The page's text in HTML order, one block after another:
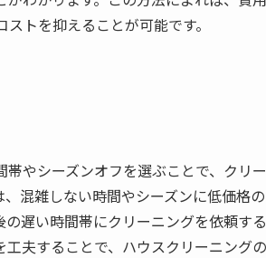
トを抑えることが可能です。
やシーズンオフを選ぶことで、クリ
混雑しない時間やシーズンに低価格
遅い時間帯にクリーニングを依頼す
夫することで、ハウスクリーニング